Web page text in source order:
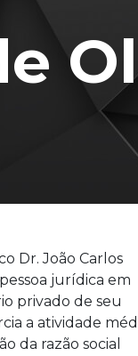
Dr. João Carlos
jurídica em
privado de seu
a atividade
da razão social